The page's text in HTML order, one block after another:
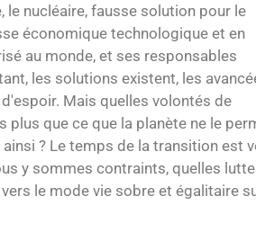
nucléaire, fausse solution pour le
économique technologique et en
au monde, et ses responsables
les solutions existent, les
Mais quelles volontés de
que ce que la planète ne le
? Le temps de la transition est
y sommes contraints, quelles
le mode vie sobre et égalitaire